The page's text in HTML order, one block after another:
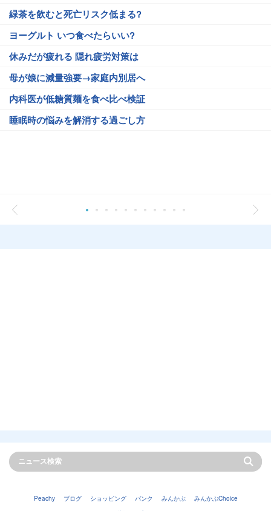
緑茶を飲むと死亡リスク低まる?
ヨーグルト いつ食べたらいい?
休みだが疲れる 隠れ疲労対策は
母が娘に減量強要→家庭内別居へ
内科医が低糖質麺を食べ比べ検証
睡眠時の悩みを解消する過ごし方
Peachy ブログ ショッピング バンク みんかぶ
みんかぶChoice